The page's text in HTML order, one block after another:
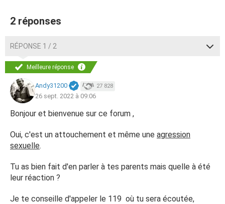
2 réponses
RÉPONSE 1 / 2
Meilleure réponse
Andy31200 27 828
26 sept. 2022 à 09:06
Bonjour et bienvenue sur ce forum ,
Oui, c'est un attouchement et même une agression
sexuelle.
Tu as bien fait d'en parler à tes parents mais quelle à été
leur réaction ?
Je te conseille d'appeler le 119 où tu sera écoutée,